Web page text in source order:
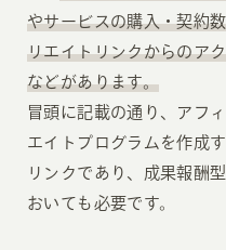
やサービスの購入・契約
リエイトリンクからのア
などがあります。
冒頭に記載の通り、アフ
エイトプログラムを作成
リンクであり、成果報酬
おいても必要です。